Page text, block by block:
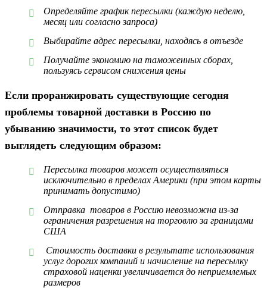
Определяйте график пересылки (каждую неделю,
месяц или согласно запроса)
Выбирайте адрес пересылки, находясь в отъезде
Получайте экономию на таможенных сборах,
пользуясь сервисом снижения цены
Если проранжировать существующие сегодня
проблемы товарной доставки в Россию по
убыванию значимости, то этот список будет
выглядеть следующим образом:
Пересылка товаров может осуществляться
исключительно в пределах Америки (при этом карты
принимать допустимо)
Отправка товаров в Россию невозможна из-за
ограничения разрешения на торговлю за границами
США
Стоимость доставки в результате использования
услуг дорогих компаний и начисление на пересылку
страховой наценки увеличивается до неприемлемых
размеров